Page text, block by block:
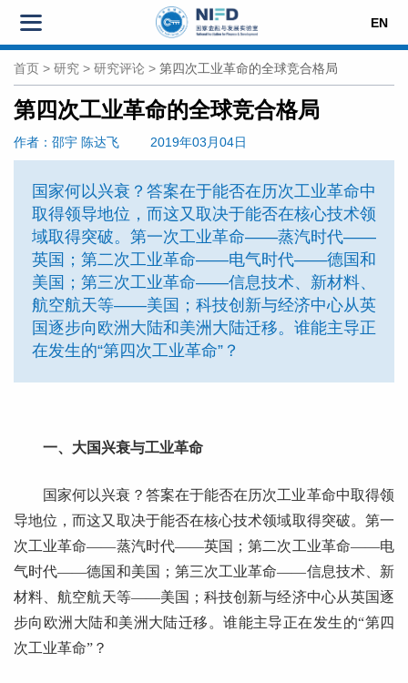
EN
首页 > 研究 > 研究评论 > 第四次工业革命的全球竞合格局
第四次工业革命的全球竞合格局
作者 ：邵宇 陈达飞 2019年03月04日
国家何以兴衰？答案在于能否在历次工业革命中
取得领导地位，而这又取决于能否在核心技术领
域取得突破。第一次工业革命——蒸汽时代——
英国；第二次工业革命——电气时代——德国和
美国；第三次工业革命——信息技术、新材料、
航空航天等——美国；科技创新与经济中心从英
国逐步向欧洲大陆和美洲大陆迁移。谁能主导正
在发生的“第四次工业革命”？
一、大国兴衰与工业革命
国家何以兴衰？答案在于能否在历次工业革命中取得领
导地位，而这又取决于能否在核心技术领域取得突破。第一
次工业革命——蒸汽时代——英国；第二次工业革命——电
气时代——德国和美国；第三次工业革命——信息技术、新
材料、航空航天等——美国；科技创新与经济中心从英国逐
步向欧洲大陆和美洲大陆迁移。谁能主导正在发生的“第四
次工业革命”？